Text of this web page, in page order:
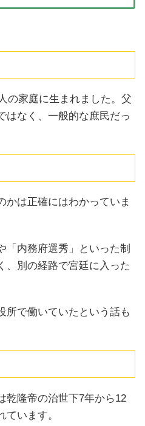
の家庭に生まれました。父
はなく、一般的な庶民だっ
かは正確にはわかっていま
「内務府選秀」といった制
、別の経路で宮廷に入った
所で働いていたという話も
乾隆帝の治世下7年から12
います。